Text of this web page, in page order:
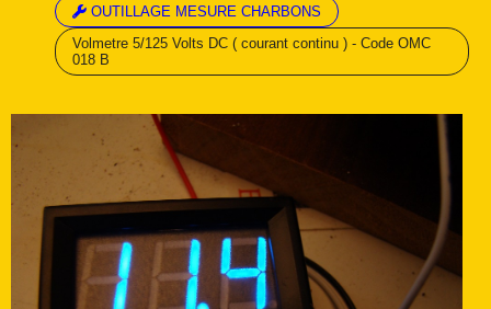
OUTILLAGE MESURE CHARBONS
Volmetre 5/125 Volts DC ( courant continu ) - Code OMC
018 B